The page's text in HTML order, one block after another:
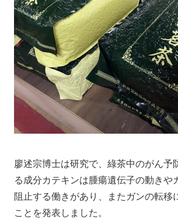
廖述宗博士は研究で、綠茶中のがん予
る成分カテキンは腫瘍遺伝子の動きや
阻止する働きがあり、またガンの転移
ことを発表しました。